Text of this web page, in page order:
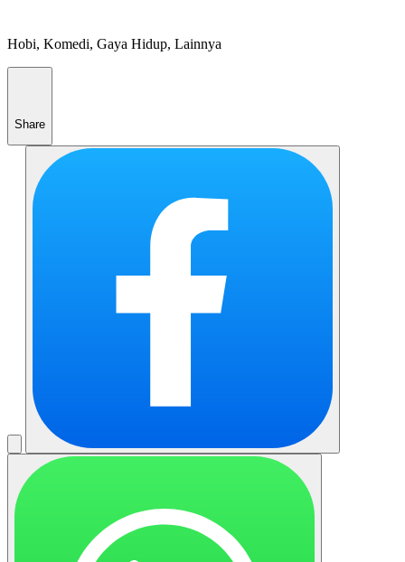
Hobi, Komedi, Gaya Hidup, Lainnya
Share